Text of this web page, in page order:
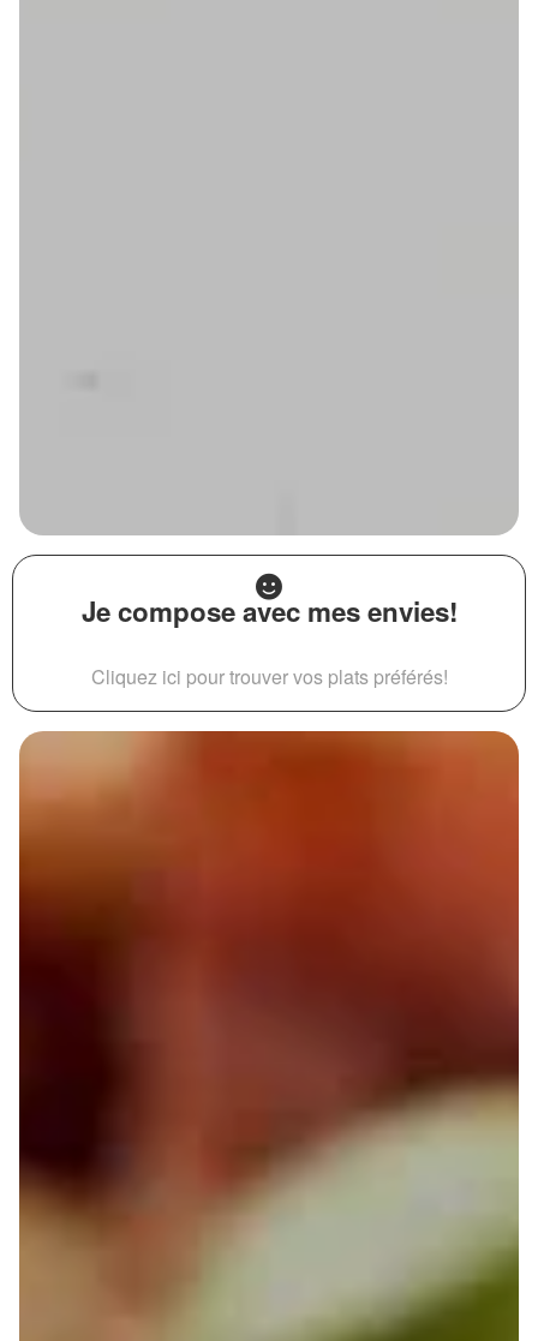
Je compose avec mes envies!
Cliquez ici pour trouver vos plats préférés!